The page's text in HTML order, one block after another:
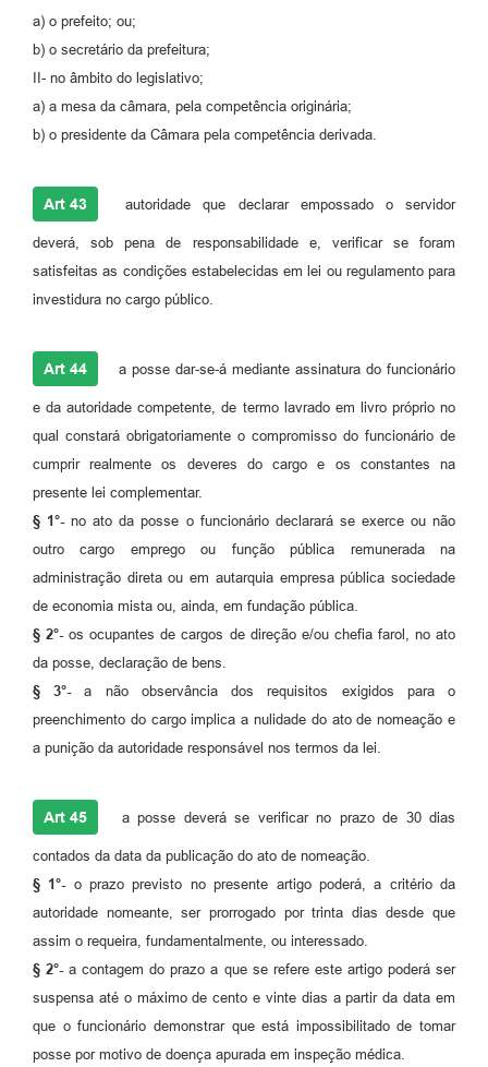
a) o prefeito; ou;
b) o secretário da prefeitura;
II- no âmbito do legislativo;
a) a mesa da câmara, pela competência originária;
b) o presidente da Câmara pela competência derivada.
Art 43 autoridade que declarar empossado o servidor
deverá, sob pena de responsabilidade e, verificar se foram
satisfeitas as condições estabelecidas em lei ou regulamento para
investidura no cargo público.
Art 44 a posse dar-se-á mediante assinatura do funcionário
e da autoridade competente, de termo lavrado em livro próprio no
qual constará obrigatoriamente o compromisso do funcionário de
cumprir realmente os deveres do cargo e os constantes na
presente lei complementar.
§ 1°-no ato da posse o funcionário declarará se exerce ou não
outro cargo emprego ou função pública remunerada na
administração direta ou em autarquia empresa pública sociedade
de economia mista ou, ainda, em fundação pública.
§ 2°-os ocupantes de cargos de direção e/ou chefia farol, no ato
da posse, declaração de bens.
§ 3°-a não observância dos requisitos exigidos para o
preenchimento do cargo implica a nulidade do ato de nomeação e
a punição da autoridade responsável nos termos da lei.
Art 45 a posse deverá se verificar no prazo de 30 dias
contados da data da publicação do ato de nomeação.
§ 1°-o prazo previsto no presente artigo poderá, a critério da
autoridade nomeante, ser prorrogado por trinta dias desde que
assim o requeira, fundamentalmente, ou interessado.
§ 2°-a contagem do prazo a que se refere este artigo poderá ser
suspensa até o máximo de cento e vinte dias a partir da data em
que o funcionário demonstrar que está impossibilitado de tomar
posse por motivo de doença apurada em inspeção médica.